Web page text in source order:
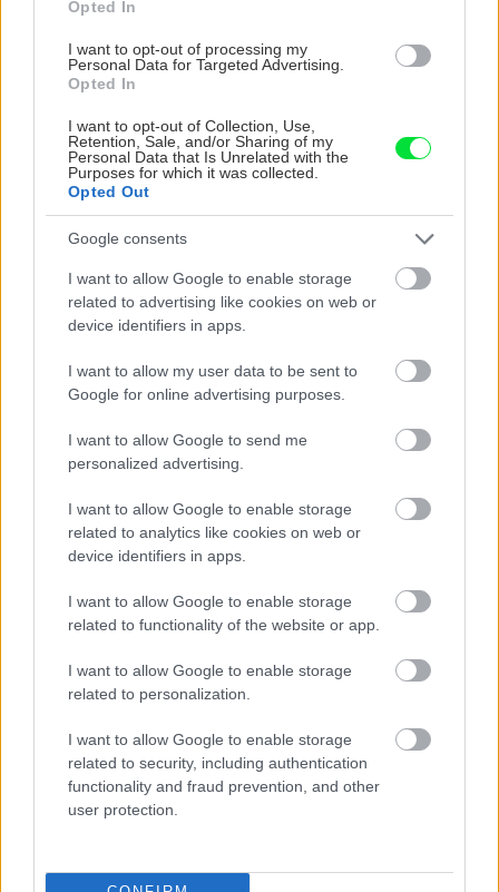
Opted In
I want to opt-out of processing my
Personal Data for Targeted Advertising.
Opted In
I want to opt-out of Collection, Use,
Retention, Sale, and/or Sharing of my
Personal Data that Is Unrelated with the
Purposes for which it was collected.
Opted Out
Google consents
I want to allow Google to enable storage
related to advertising like cookies on web or
device identifiers in apps.
I want to allow my user data to be sent to
Google for online advertising purposes.
I want to allow Google to send me
personalized advertising.
I want to allow Google to enable storage
related to analytics like cookies on web or
device identifiers in apps.
I want to allow Google to enable storage
related to functionality of the website or app.
I want to allow Google to enable storage
related to personalization.
I want to allow Google to enable storage
related to security, including authentication
functionality and fraud prevention, and other
user protection.
Chystáte sa zatepľovať alebo meniť kotol?
neprísť o tisíce eur
Postup pri montáži okna
(1.časť)
Stavebný materiál
Okná pre každú domácnosť
Stavebný materiál
Ako kupovať nové okná
Ako zvýšiť bezpečnosť